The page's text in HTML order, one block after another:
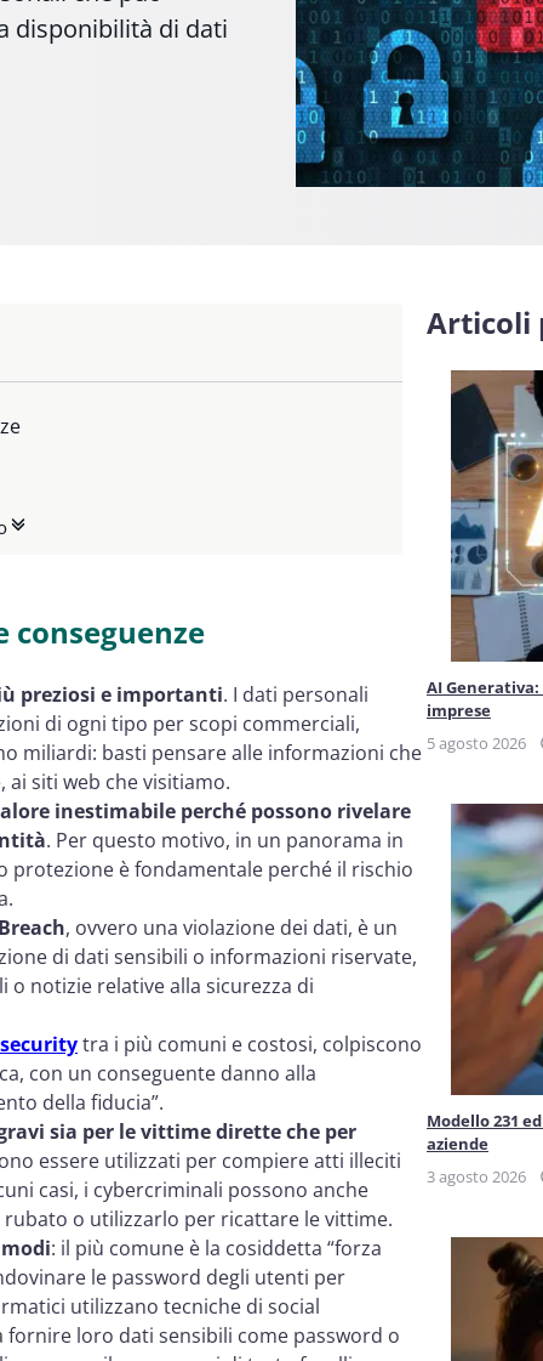
disponibilità di dati
di mancato rispetto della normativa
conseguenze
preziosi e importanti. I dati personali
di ogni tipo per scopi commerciali,
miliardi: basti pensare alle informazioni che
siti web che visitiamo.
inestimabile perché possono rivelare
. Per questo motivo, in un panorama in
è fondamentale perché il rischio
, ovvero una violazione dei dati, è un
di dati sensibili o informazioni riservate,
notizie relative alla sicurezza di
tra i più comuni e costosi, colpiscono
con un conseguente danno alla
della fiducia”.
sia per le vittime dirette che per
essere utilizzati per compiere atti illeciti
casi, i cybercriminali possono anche
o utilizzarlo per ricattare le vittime.
: il più comune è la cosiddetta “forza
le password degli utenti per
utilizzano tecniche di social
loro dati sensibili come password o
Articoli
AI
imprese
5 agosto 2026
Modello 231
aziende
3 agosto 2026